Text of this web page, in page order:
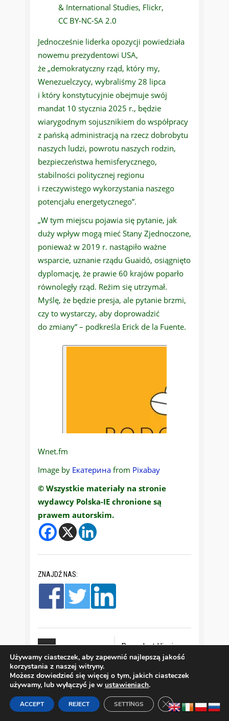
& International Studies, Flickr,
CC BY-NC-SA 2.0
Jednocześnie liderka opozycji powiedziała
nowemu prezydentowi USA,
że „demokratyczny rząd, który my,
Wenezuelczycy, wybraliśmy 28 lipca
i który konstytucyjnie obejmuje swój
mandat 10 stycznia 2025 r., będzie
wiarygodnym sojusznikiem do współpracy
z pańską administracją na rzecz dobrobytu
naszych ludzi, powrotu naszych rodzin,
bezpieczeństwa hemisferycznego,
stabilności politycznej regionu
i rzeczywistego wykorzystania naszego
potencjału energetycznego”.
„W tym miejscu pojawia się pytanie, jak
duży wpływ mogą mieć Stany Zjednoczone,
ponieważ w 2019 r. nastąpiło ważne
wsparcie, uznanie rządu Guaidó, osiągnięto
dyplomację, że prawie 60 krajów poparło
równoległy rząd. Reżim się utrzymał.
Myślę, że będzie presja, ale pytanie brzmi,
czy to wystarczy, aby doprowadzić
do zmiany” – podkreśla Erick de la Fuente.
Wnet.fm
Image by Екатерина from Pixabay
© Wszystkie materiały na stronie
wydawcy Polska-IE chronione są
prawem autorskim.
ZNAJDŹ NAS:
Izrael zabija głów
Prezydent Higgins
po
Używamy ciasteczek, aby zapewnić najlepszą jakość
korzystania z naszej witryny.
Możesz dowiedzieć się więcej o tym, jakich ciasteczek
używamy, lub wyłączyć je w ustawieniach.
ACCEPT REJECT SETTINGS Zamknij panel